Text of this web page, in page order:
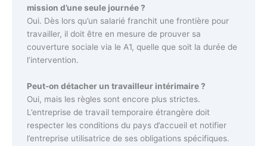
mission d’une seule journée ?
Oui. Dès lors qu’un salarié franchit une frontière pour
travailler, il doit être en mesure de prouver sa
couverture sociale via le A1, quelle que soit la durée de
l’intervention.
Peut-on détacher un travailleur intérimaire ?
Oui, mais les règles sont encore plus strictes.
L’entreprise de travail temporaire étrangère doit
respecter les conditions du pays d’accueil et notifier
l’entreprise utilisatrice de ses obligations spécifiques.